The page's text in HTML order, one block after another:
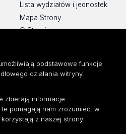
Lista wydziałów i jednostek
Mapa Strony
O Stronie
podstawowe funkcje
działania witryny.
zbierają informacje
pomagają nam zrozumieć, w
z naszej strony